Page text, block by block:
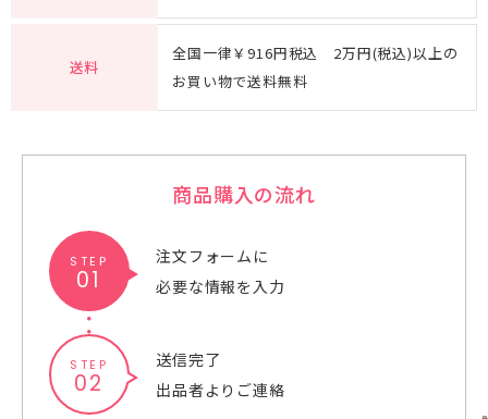
送料
全国一律￥916円税込 2万円(税込)以上の
お買い物で送料無料
商品購入の流れ
STEP
01
注文フォームに
必要な情報を入力
STEP
02
送信完了
出品者よりご連絡